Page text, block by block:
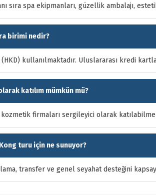
sıra spa ekipmanları, güzellik ambalajı,
birimi nedir?
(HKD) kullanılmaktadır. Uluslararası kredi
katılım mümkün mü?
kozmetik firmaları sergileyici olarak
turu için ne sunuyor?
transfer ve genel seyahat desteğini